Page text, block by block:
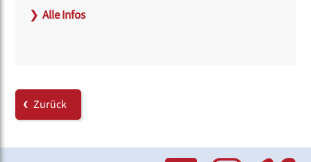
Haltestelle:
Opernhaus (U 2, U3)
Museums-Shop sind barrierefrei zugänglich.
Link:
❯ Alle Infos
Zurück